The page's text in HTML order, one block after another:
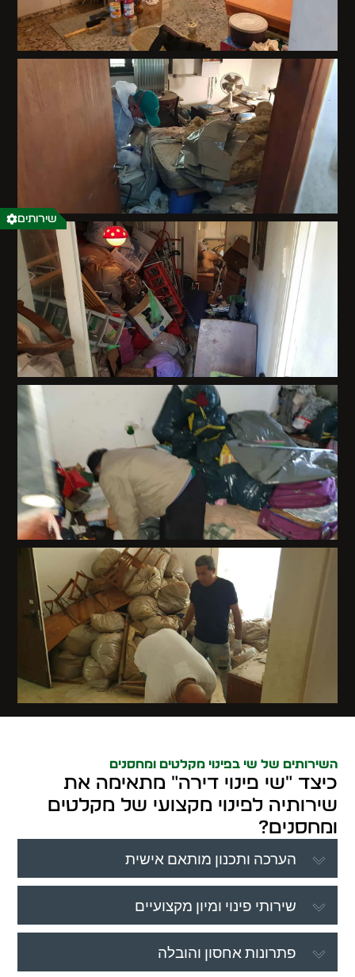
השירותים של שי בפינוי מקלטים ומחסנים
כיצד "שי פינוי דירה" מתאימה את
שירותיה לפינוי מקצועי של מקלטים
ומחסנים?
הערכה ותכנון מותאם אישית
שירותי פינוי ומיון מקצועיים
פתרונות אחסון והובלה
שירותים